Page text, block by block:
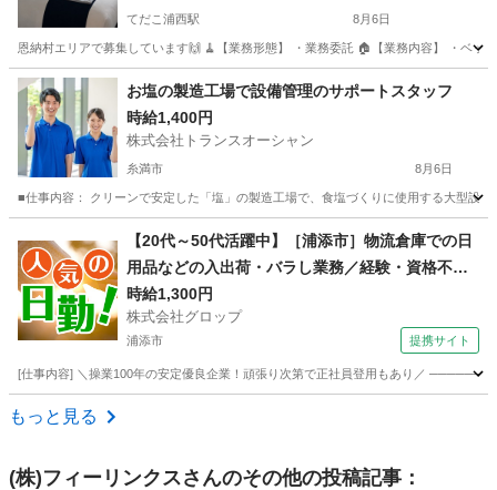
てだこ浦西駅 8月6日
恩納村エリアで募集しています🙌 🧹【業務形態】 ・業務委託 🏠【業務内容】 ・ベ
沖縄 国頭郡 てだこ浦西駅 清掃 スタッフ
お塩の製造工場で設備管理のサポートスタッフ
時給1,400円
株式会社トランスオーシャン
糸満市 8月6日
■仕事内容： クリーンで安定した「塩」の製造工場で、食塩づくりに使用する大型設
軽作業 製造工場
【20代～50代活躍中】［浦添市］物流倉庫での日
用品などの入出荷・バラし業務／経験・資格不問
／屋根付きの定温倉庫での作業／社員登用制度あ
り
時給1,300円
株式会社グロップ
浦添市 提携サイト
[仕事内容] ＼操業100年の安定優良企業！頑張り次第で正社員登用もあり／
沖縄 浦添市
もっと見る
(株)フィーリンクスさんのその他の投稿記事：